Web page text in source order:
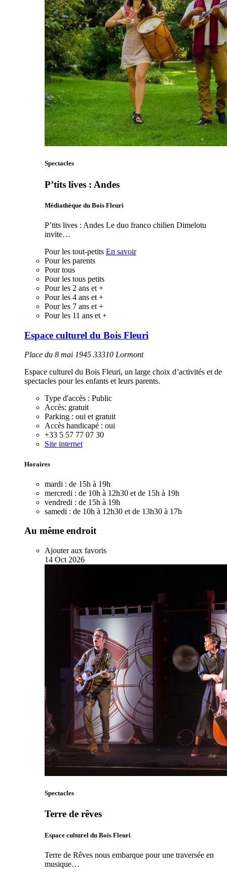
Spectacles
P’tits lives : Andes
Médiathèque du Bois Fleuri
P’tits lives : Andes Le duo franco chilien Dimelotu
invite…
Pour les tout-petits En savoir
Pour les parents
Pour tous
Pour les tous petits
Pour les 2 ans et +
Pour les 4 ans et +
Pour les 7 ans et +
Pour les 11 ans et +
Espace culturel du Bois Fleuri
Place du 8 mai 1945 33310 Lormont
Espace culturel du Bois Fleuri, un large choix d’activités et de
spectacles pour les enfants et leurs parents.
Type d'accès : Public
Accès: gratuit
Parking : oui et gratuit
Accès handicapé : oui
+33 5 57 77 07 30
Site internet
Horaires
mardi : de 15h à 19h
mercredi : de 10h à 12h30 et de 15h à 19h
vendredi : de 15h à 19h
samedi : de 10h à 12h30 et de 13h30 à 17h
Au même endroit
Ajouter aux favoris
14 Oct 2026
Spectacles
Terre de rêves
Espace culturel du Bois Fleuri
Terre de Rêves nous embarque pour une traversée en
musique…